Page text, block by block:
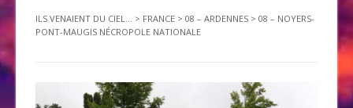
ILS VENAIENT DU CIEL... > FRANCE > 08 – ARDENNES > 08 – NOYERS-
PONT-MAUGIS NÉCROPOLE NATIONALE